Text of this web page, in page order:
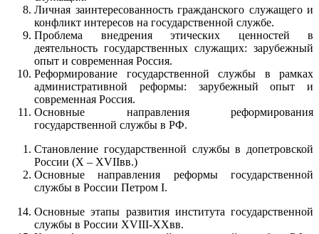
Личная заинтересованность гражданского служащего и
конфликт интересов на государственной службе.
Проблема внедрения этических ценностей в
деятельность государственных служащих: зарубежный
опыт и современная Россия.
Реформирование государственной службы в рамках
административной реформы: зарубежный опыт и
современная Россия.
Основные направления реформирования
государственной службы в РФ.
Становление государственной службы в допетровской
России (X – XVIIвв.)
Основные направления реформы государственной
службы в России Петром I.
Основные этапы развития института государственной
службы в России XVIII-XXвв.